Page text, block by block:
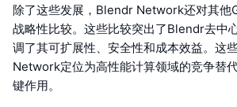
除了这些发展，Blendr Network还对其他
战略性比较。这些比较突出了Blendr去中
调了其可扩展性、安全性和成本效益。这
Network定位为高性能计算领域的竞争替
键作用。